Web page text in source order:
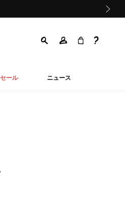
セール ニュース